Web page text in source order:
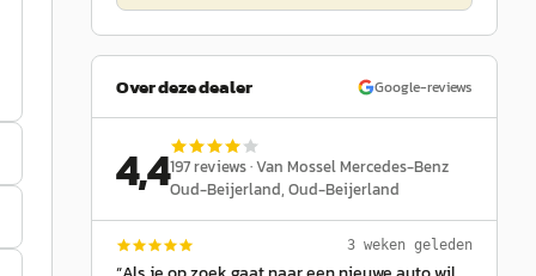
Over deze dealer Google-reviews
4,4197reviews ·Van Mossel Mercedes-Benz
Oud-Beijerland, Oud-Beijerland
3 weken geleden